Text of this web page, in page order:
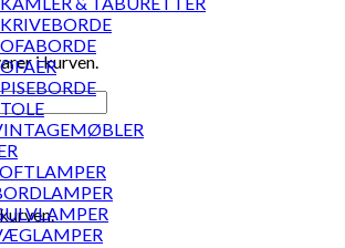
i kurven.